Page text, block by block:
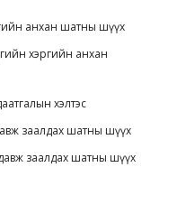
анхан шатны шүүх
хэргийн анхан
хэлтэс
заалдах шатны шүүх
заалдах шатны шүүх